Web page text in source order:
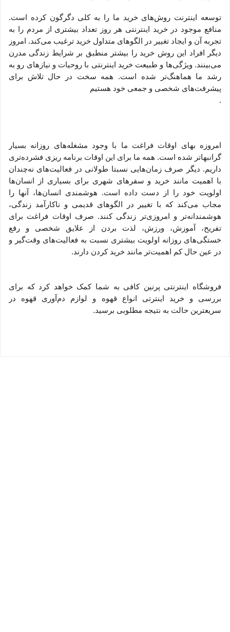
توسعه اینترنت روش‌های خرید ما را به کلی دگرگون کرده است.
منافع موجود در خرید اینترنتی هر روز تعداد بیشتری از مردم را به
تجربه آن و ایجاد تغییر در الگوهای متداول خرید ترغیب می‏‌کند. امروز
دیگر افراد این روش خرید را بیشتر منطبق بر شرایط زندگی مدرن
می‏‏‏‌بینند. ویژگی‏‏‏‌ها و طبیعت خرید اینترنتی با روحیات و نیازهای رو به
رشد ما هماهنگ‏‏‌تر شده است. همه سخت در حال تلاش برای
پیشرفت‏‏‌های شخصی و جمعی خود هستیم
.
امروزه بهای اوقات فراغت ما با وجود مشغله‏‌های روزانه بسیار
گرانبها‌تر شده است. همه ما برای این اوقات برنامه ریزی فشرده‏‌تری
داریم. دیگر صرف زمان‌هایی نسبتا طولانی در فعالیت‏‌های نه‌چندان
با اهمیت مانند خرید و سفرهای شهری برای بسیاری از انسان‌ها
اولویت خود را از دست داده است. هوشمندی انسان‌ها، آنها را
مجاب می‏‌کند که با تغییر در الگوهای قدیمی و نا‏کارآمد زندگی،
هوشمندانه‏‌تر و امروزی‏‌تر زندگی کنند. صرف اوقات فراغت برای
تفریح، آموزش، ورزش، لذت بردن از علایق شخصی و رفع
خستگی‏‏‌های روزانه اولویت بیشتری نسبت به فعالیت‌‏‏‏های وقت‌گیر و
در عین حال کم اهمیت‏‏‏‌تر مانند خرید کردن دارند.
فروشگاه اینترنتی پرنین کافی به شما کمک خواهد کرد که برای
بررسی و خرید اینترتی انواع قهوه و لوازم دم‌آوری قهوه در
سریعترین حالت به نتیجه مطلوبی برسید.